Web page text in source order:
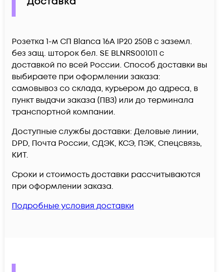
Розетка 1-м СП Blanca 16А IP20 250В с заземл.
без защ. шторок бел. SE BLNRS001011 c
доставкой по всей России. Способ доставки вы
выбираете при оформлении заказа:
самовывоз со склада, курьером до адреса, в
пункт выдачи заказа (ПВЗ) или до терминала
транспортной компании.
Доступные службы доставки: Деловые линии,
DPD, Почта России, СДЭК, КСЭ, ПЭК, Спецсвязь,
КИТ.
Сроки и стоимость доставки рассчитываются
при оформлении заказа.
Подробные условия доставки